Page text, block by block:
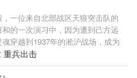
，一位来自北部战区天狼突击队的
的一次演习中，因为遭到己方远
穿越到1937年的淞沪战场，成为
且看钟毅如何带着他的炮灰团，
及特战技巧，杀得小鬼子尸横遍
重兵出击